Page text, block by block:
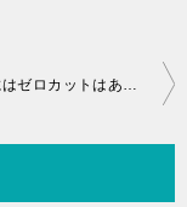
国内ＦＸにはゼロカットはあるのか？